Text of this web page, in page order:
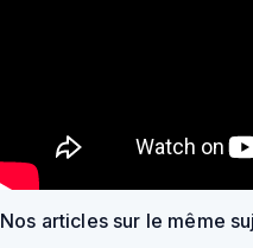
Nos articles sur le même